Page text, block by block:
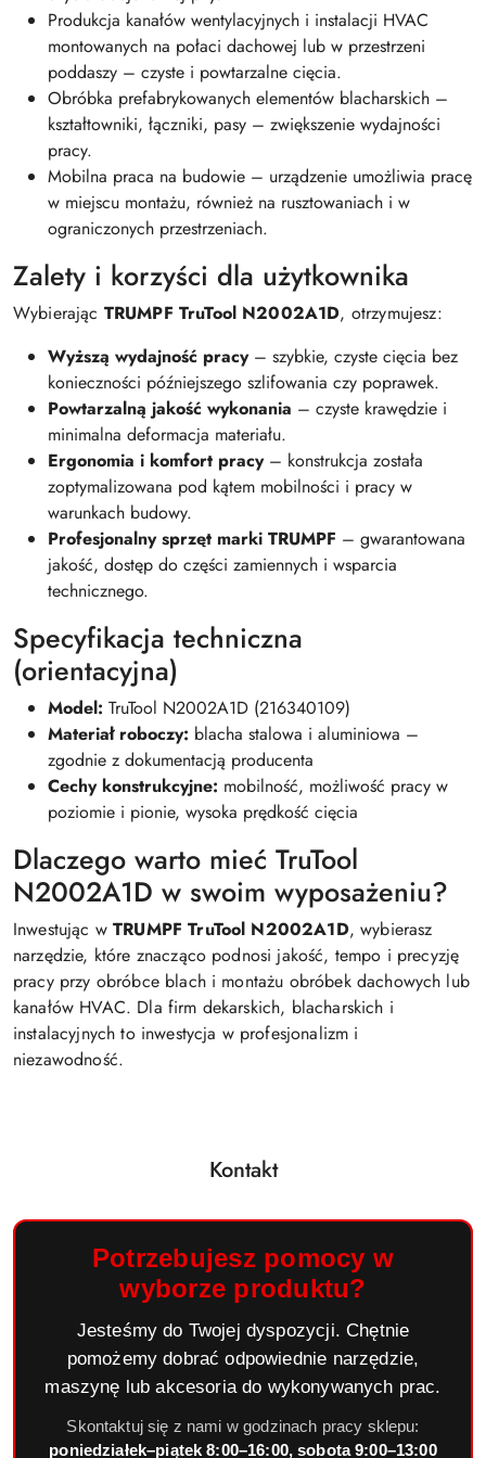
Produkcja kanałów wentylacyjnych i instalacji HVAC
montowanych na połaci dachowej lub w przestrzeni
poddaszy – czyste i powtarzalne cięcia.
Obróbka prefabrykowanych elementów blacharskich –
kształtowniki, łączniki, pasy – zwiększenie wydajności
pracy.
Mobilna praca na budowie – urządzenie umożliwia pracę
w miejscu montażu, również na rusztowaniach i w
ograniczonych przestrzeniach.
Zalety i korzyści dla użytkownika
Wybierając TRUMPF TruTool N2002A1D, otrzymujesz:
Wyższą wydajność pracy– szybkie, czyste cięcia bez
konieczności późniejszego szlifowania czy poprawek.
Powtarzalną jakość wykonania – czyste krawędzie i
minimalna deformacja materiału.
Ergonomia i komfort pracy– konstrukcja została
zoptymalizowana pod kątem mobilności i pracy w
warunkach budowy.
Profesjonalny sprzęt marki TRUMPF – gwarantowana
jakość, dostęp do części zamiennych i wsparcia
technicznego.
Specyfikacja techniczna
(orientacyjna)
Model: TruTool N2002A1D (216340109)
Materiał roboczy: blacha stalowa i aluminiowa –
zgodnie z dokumentacją producenta
Cechy konstrukcyjne: mobilność, możliwość pracy w
poziomie i pionie, wysoka prędkość cięcia
Dlaczego warto mieć TruTool
N2002A1D w swoim wyposażeniu?
Inwestując wTRUMPF TruTool N2002A1D, wybierasz
narzędzie, które znacząco podnosi jakość, tempo i precyzję
pracy przy obróbce blach i montażu obróbek dachowych lub
kanałów HVAC. Dla firm dekarskich, blacharskich i
instalacyjnych to inwestycja w profesjonalizm i
niezawodność.
Kontakt
Potrzebujesz pomocy w
wyborze produktu?
Jesteśmy do Twojej dyspozycji. Chętnie
pomożemy dobrać odpowiednie narzędzie,
maszynę lub akcesoria do wykonywanych prac.
Skontaktuj się z nami w godzinach pracy sklepu:
poniedziałek–piątek 8:00–16:00, sobota 9:00–13:00